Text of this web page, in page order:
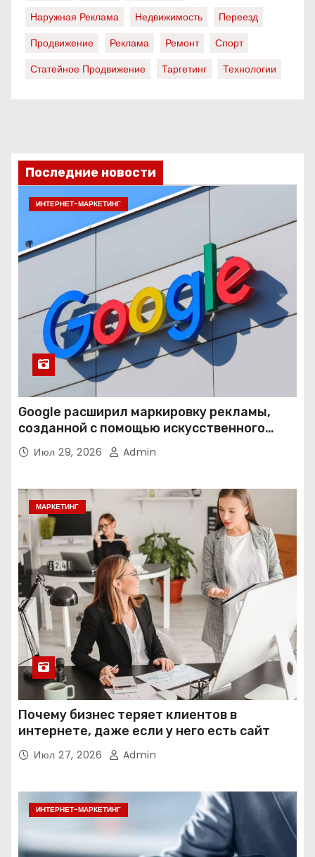
Наружная Реклама
Недвижимость
Переезд
Продвижение
Реклама Ремонт
Спорт
Статейное Продвижение
Таргетинг Технологии
Последние новости
ИНТЕРНЕТ-МАРКЕТИНГ
Google расширил маркировку рекламы,
созданной с помощью искусственного
интеллекта
Июл 29, 2026 Admin
МАРКЕТИНГ
Почему бизнес теряет клиентов в
интернете, даже если у него есть сайт
Июл 27, 2026 Admin
ИНТЕРНЕТ-МАРКЕТИНГ